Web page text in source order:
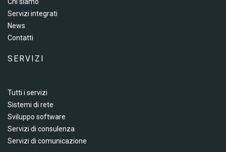
Chi siamo
Servizi integrati
News
Contatti
SERVIZI
Tutti i servizi
Sistemi di rete
Sviluppo software
Servizi di consulenza
Servizi di comunicazione